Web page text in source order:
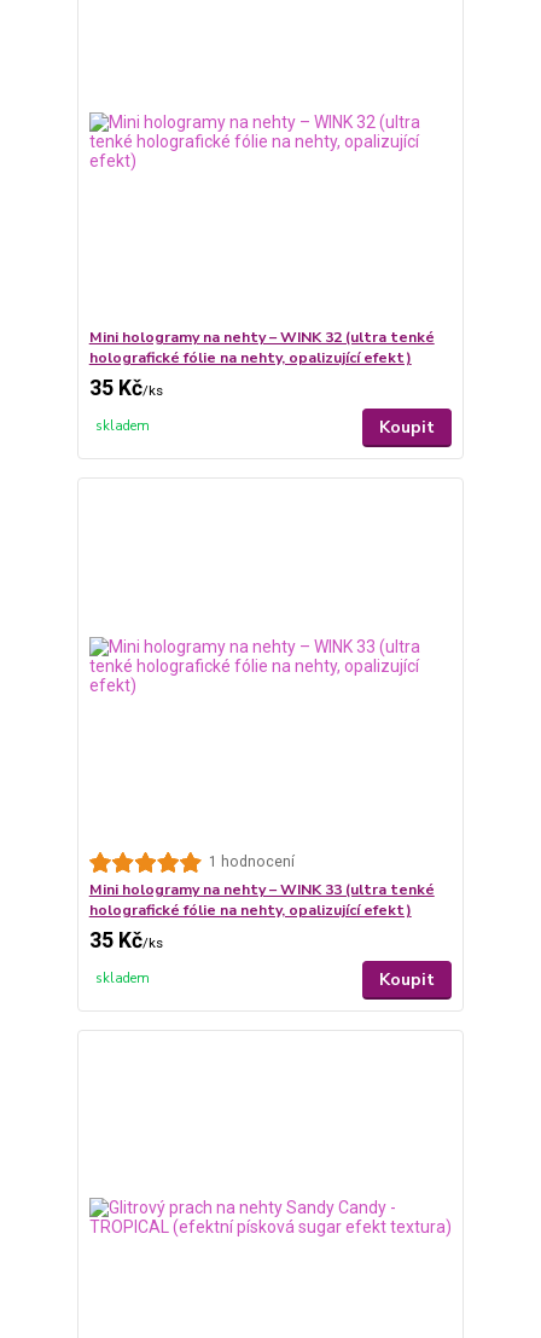
Mini hologramy na nehty – WINK 32 (ultra tenké
holografické fólie na nehty, opalizující efekt)
35 Kč/ks
skladem Koupit
1 hodnocení
Mini hologramy na nehty – WINK 33 (ultra tenké
holografické fólie na nehty, opalizující efekt)
35 Kč/ks
skladem Koupit